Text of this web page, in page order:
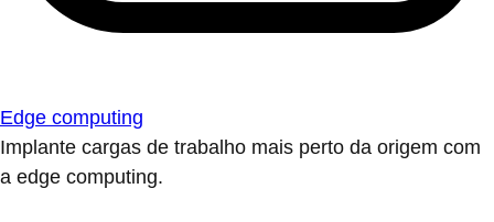
Edge computing
Implante cargas de trabalho mais perto da origem com
a edge computing.